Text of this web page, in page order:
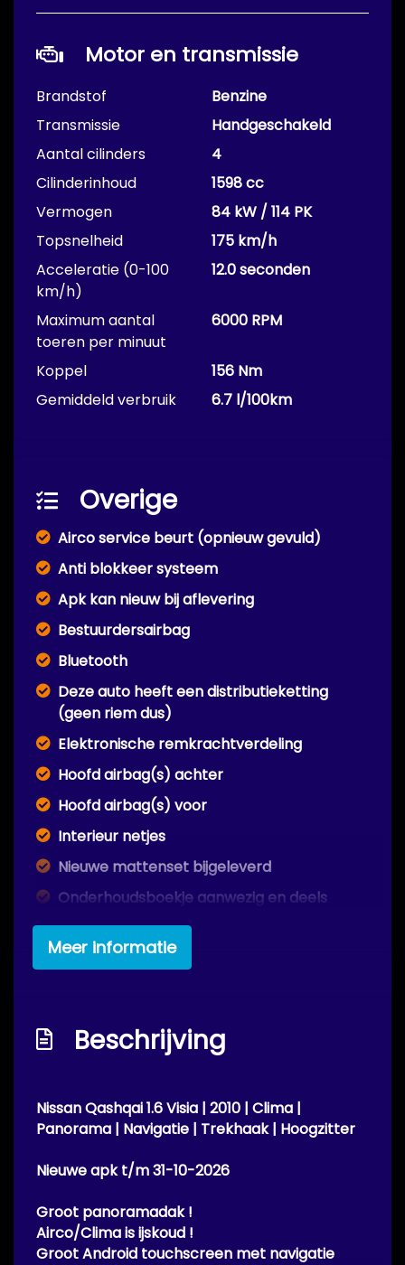
Motor en transmissie
Brandstof
Benzine
Transmissie
Handgeschakeld
Aantal cilinders
4
Cilinderinhoud
1598 cc
Vermogen
84 kW / 114 PK
Topsnelheid
175 km/h
Acceleratie (0-100
km/h)
12.0 seconden
Maximum aantal
toeren per minuut
6000 RPM
Koppel
156 Nm
Gemiddeld verbruik
6.7 l/100km
Overige
Airco service beurt (opnieuw gevuld)
Anti blokkeer systeem
Apk kan nieuw bij aflevering
Bestuurdersairbag
Bluetooth
Deze auto heeft een distributieketting
(geen riem dus)
Elektronische remkrachtverdeling
Hoofd airbag(s) achter
Hoofd airbag(s) voor
Interieur netjes
Nieuwe mattenset bijgeleverd
Onderhoudsboekje aanwezig en deels
Parkeersensoren achter (pdc)
Schadevrij / roestvrij
Exterieur
Buitenspiegels elektrisch verstel- en
verwarmbaar
Centrale vergrendeling met
afstandsbediening
Meer informatie
Beschrijving
Nissan Qashqai 1.6 Visia | 2010 | Clima |
Panorama | Navigatie | Trekhaak | Hoogzitter
Nieuwe apkt/m 31-10-2026
Groot panoramadak !
Airco/Clima is ijskoud !
Groot Android touchscreen met navigatie